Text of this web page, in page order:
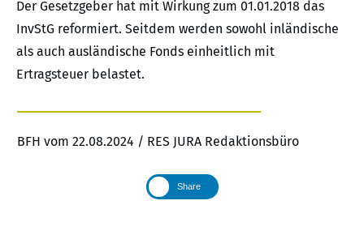
Der Gesetzgeber hat mit Wirkung zum 01.01.2018 das
InvStG reformiert. Seitdem werden sowohl inländische
als auch ausländische Fonds einheitlich mit
Ertragsteuer belastet.
BFH vom 22.08.2024 / RES JURA Redaktionsbüro
Share